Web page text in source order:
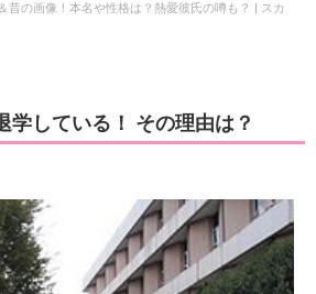
昔の画像！本名や性格は？熱愛彼氏の噂も？ | スカ
学している！ その理由は？